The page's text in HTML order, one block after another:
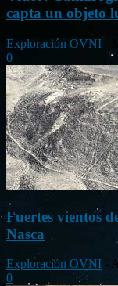
capta un objeto
Exploración OVNI
0
Fuertes vientos
Nasca
Exploración OVNI -
0